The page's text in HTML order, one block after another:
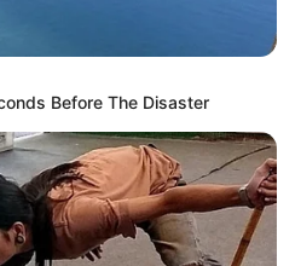
Before The Disaster